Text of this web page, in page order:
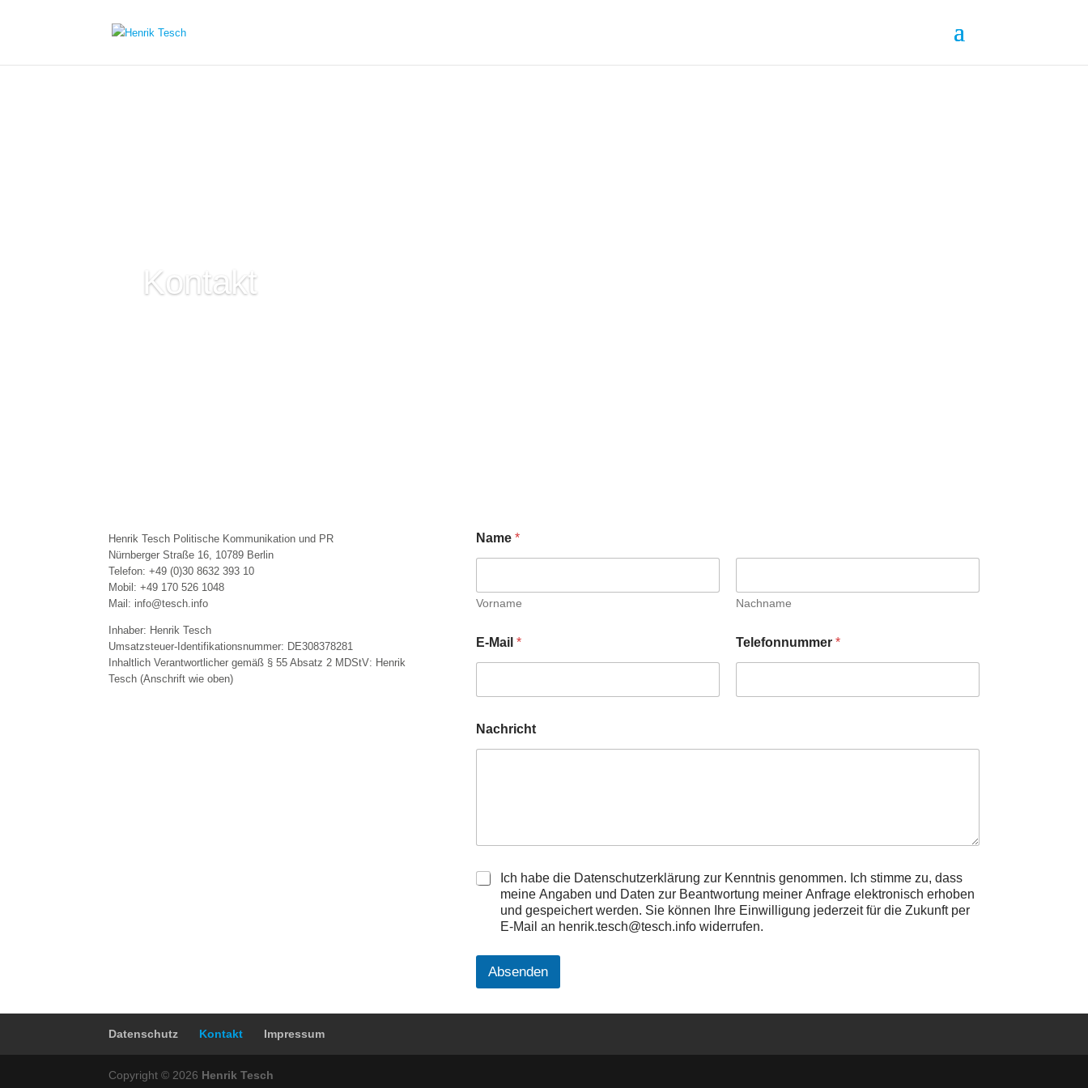
Kontakt
Henrik Tesch Politische Kommunikation und PR
Nürnberger Straße 16, 10789 Berlin
Telefon: +49 (0)30 8632 393 10
Mobil: +49 170 526 1048
Mail: info@tesch.info
Inhaber: Henrik Tesch
Umsatzsteuer-Identifikationsnummer: DE308378281
Inhaltlich Verantwortlicher gemäß § 55 Absatz 2 MDStV: Henrik
Tesch (Anschrift wie oben)
Name*
Vorname Nachname
E-Mail* Telefonnummer *
Nachricht
D
s
h
t
Ich habe die Datenschutzerklärung zur Kenntnis genommen. Ich stimme zu, dass
meine Angaben und Daten zur Beantwortung meiner Anfrage elektronisch erhoben
und gespeichert werden. Sie können Ihre Einwilligung jederzeit für die Zukunft per
E-Mail an henrik.tesch@tesch.info widerrufen.
Absenden
Datenschutz Kontakt Impressum
Copyright © 2026 Henrik Tesch